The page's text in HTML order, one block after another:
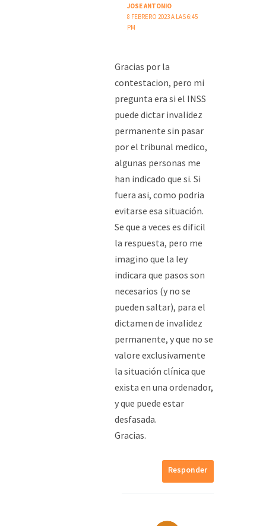
JOSE ANTONIO
8 FEBRERO 2023 A LAS 6:45
PM
Gracias por la
contestacion, pero mi
pregunta era si el INSS
puede dictar invalidez
permanente sin pasar
por el tribunal medico,
algunas personas me
han indicado que si. Si
fuera asi, como podria
evitarse esa situación.
Se que a veces es dificil
la respuesta, pero me
imagino que la ley
indicara que pasos son
necesarios (y no se
pueden saltar), para el
dictamen de invalidez
permanente, y que no se
valore exclusivamente
la situación clínica que
exista en una ordenador,
y que puede estar
desfasada.
Gracias.
Responder